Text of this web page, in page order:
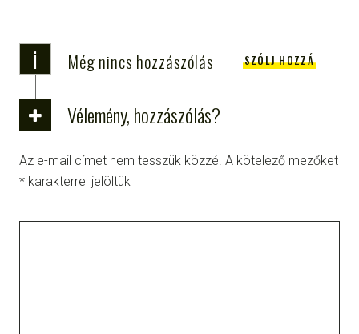
i Még nincs hozzászólás SZÓLJ HOZZÁ
Vélemény, hozzászólás?
Az e-mail címet nem tesszük közzé. A kötelező mezőket
* karakterrel jelöltük